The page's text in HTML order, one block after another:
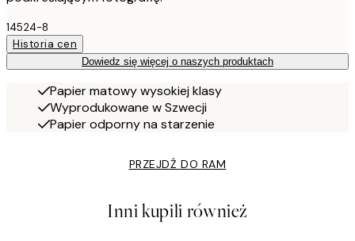
14524-8
Historia cen
Dowiedz się więcej o naszych produktach
Papier matowy wysokiej klasy
Wyprodukowane w Szwecji
Papier odporny na starzenie
PRZEJDŹ DO RAM
Inni kupili również